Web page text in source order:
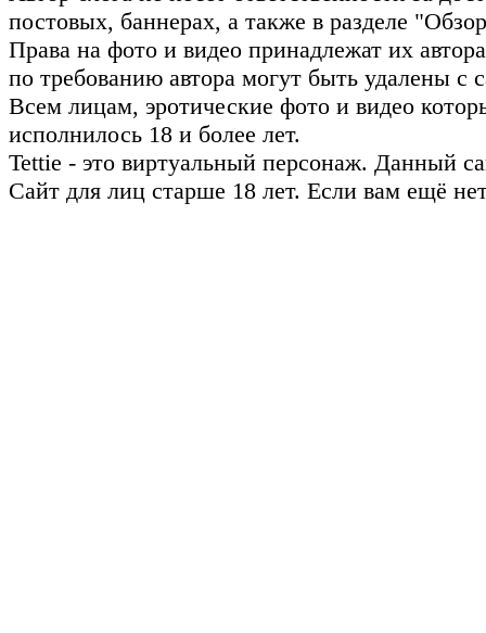
постовых, баннерах, а также в разделе
Права на фото и видео принадлежат их
по требованию автора могут быть удалены с
Всем лицам, эротические фото и видео
исполнилось 18 и более лет.
Tettie - это виртуальный персонаж. Данный
Сайт для лиц старше 18 лет. Если вам ещё